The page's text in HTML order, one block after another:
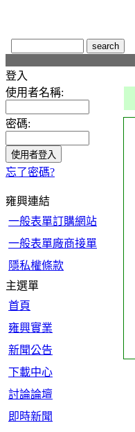
登入
使用者名稱:
密碼:
忘了密碼?
雍興連結
一般表單訂購網站
一般表單廠商接單
隱私權條款
主選單
首頁
雍興實業
新聞公告
下載中心
討論論壇
即時新聞